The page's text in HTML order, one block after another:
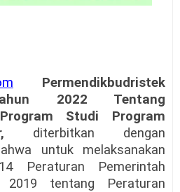
Permendikbudristek
2022 Tentang
Studi Program
diterbitkan dengan
untuk melaksanakan
Peraturan Pemerintah
tentang Peraturan